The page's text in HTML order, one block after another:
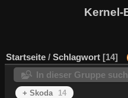
Kernel-
Startseite / Schlagwort 14
In dieser Gruppe
+ Skoda 14